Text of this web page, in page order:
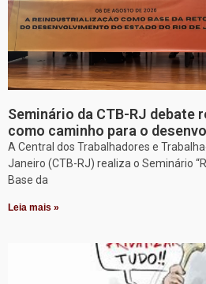
Seminário da CTB-RJ debate
como caminho para o
A Central dos Trabalhadores e
Janeiro (CTB-RJ) realiza o Seminário
Base da
Leia mais »